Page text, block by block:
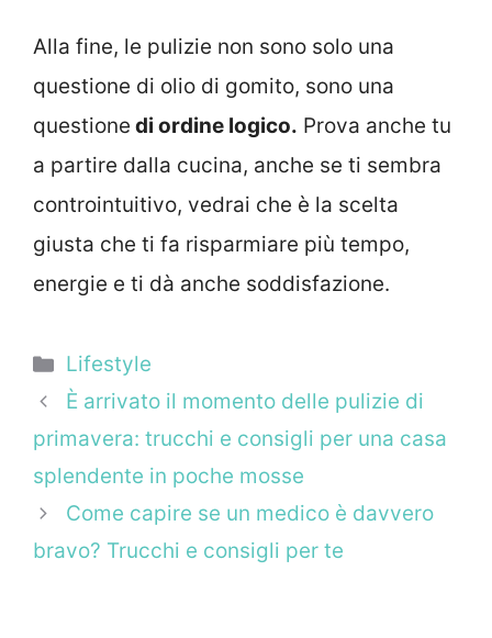
Alla fine, le pulizie non sono solo una
questione di olio di gomito, sono una
questione di ordine logico. Prova anche tu
a partire dalla cucina, anche se ti sembra
controintuitivo, vedrai che è la scelta
giusta che ti fa risparmiare più tempo,
energie e ti dà anche soddisfazione.
Categorie
Lifestyle
È arrivato il momento delle pulizie di
primavera: trucchi e consigli per una casa
splendente in poche mosse
Come capire se un medico è davvero
bravo? Trucchi e consigli per te